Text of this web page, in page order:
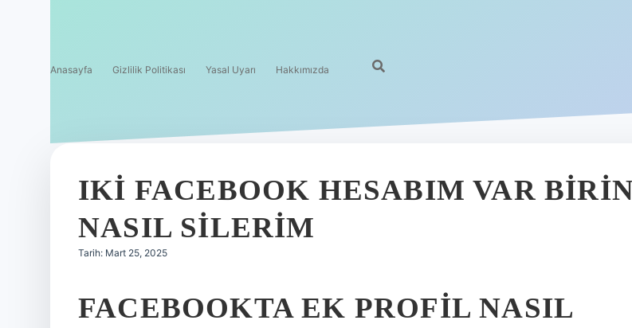
Anasayfa Gizlilik Politikası Yasal Uyarı Hakkımızda
IKI FACEBOOK HESABIM VAR
NASIL SILERIM
Tarih: Mart 25, 2025
FACEBOOKTA EK PROFIL NASIL